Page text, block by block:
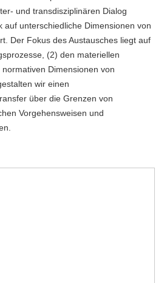
und transdisziplinären Dialog
auf unterschiedliche Dimensionen von
Der Fokus des Austausches liegt auf
(2) den materiellen
Dimensionen von
wir einen
über die Grenzen von
Vorgehensweisen und